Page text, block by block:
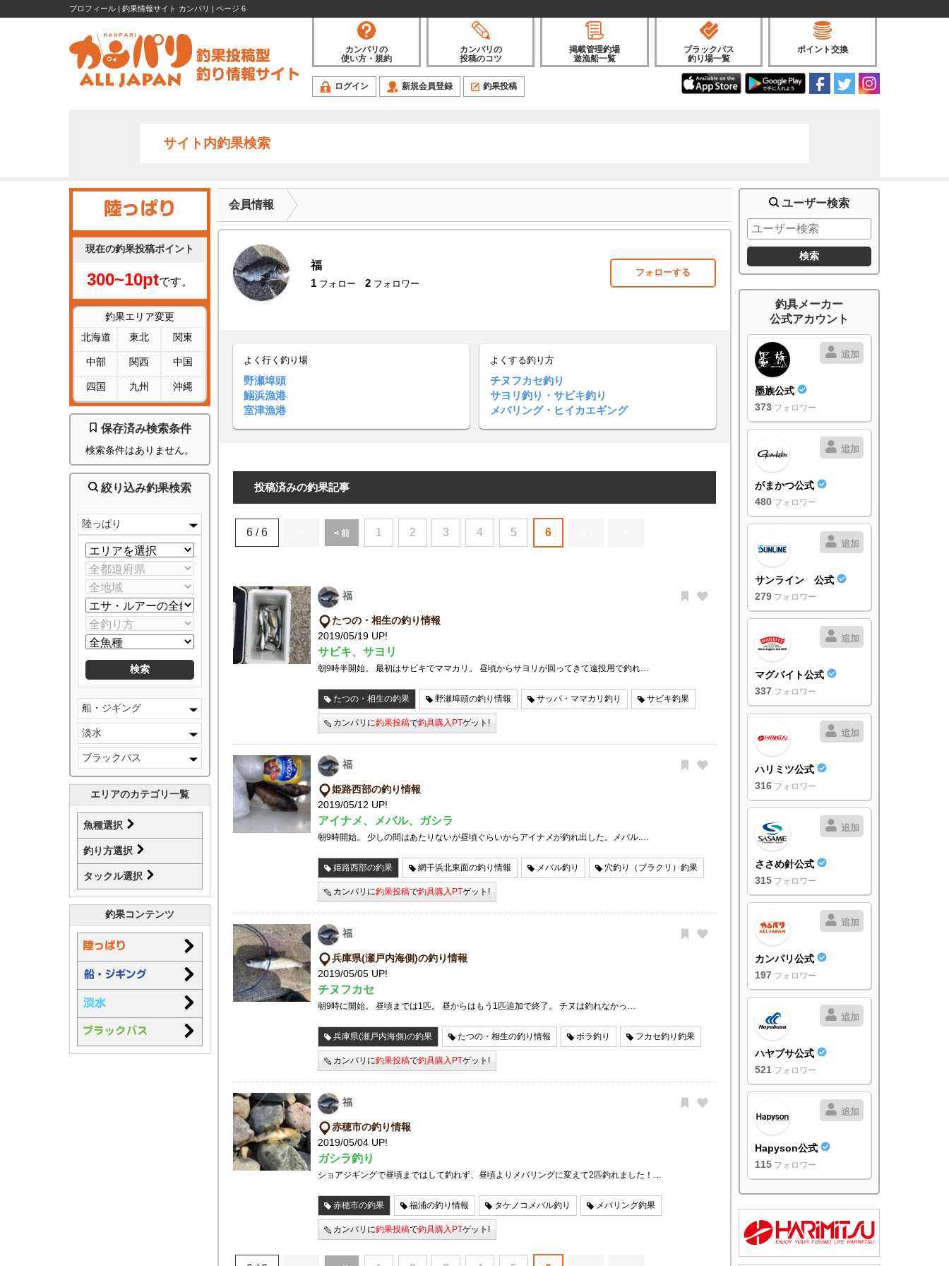
プロフィール | 釣果情報サイト カンパリ | ページ 6
カンパリの
使い方・規約
カンパリの
投稿のコツ
掲載管理釣場
遊漁船一覧
ブラックバス
釣り場一覧
ポイント交換
ログイン 新規会員登録 釣果投稿
サイト内釣果検索
現在の釣果投稿ポイント
300~10ptです。
釣果エリア変更
北海道
東北 関東
中部 関西 中国
四国 九州 沖縄
保存済み検索条件
検索条件はありません。
絞り込み釣果検索
陸っぱり
船・ジギング
淡水
ブラックバス
エリアのカテゴリ一覧
魚種選択
釣り方選択
タックル選択
釣果コンテンツ
会員情報
福
1 フォロー 2 フォロワー
フォローする
よく行く釣り場
野瀬埠頭
鰯浜漁港
室津漁港
よくする釣り方
チヌフカセ釣り
サヨリ釣り・サビキ釣り
メバリング・ヒイカエギング
投稿済みの釣果記事
6 / 6 < 前 1 2 3 4 5 6
福
たつの・相生の釣り情報
2019/05/19 UP!
サビキ、サヨリ
朝9時半開始。 最初はサビキでママカリ。 昼頃からサヨリが回ってきて遠投用で釣れ…
たつの・相生の釣果 野瀬埠頭の釣り情報 サッパ・ママカリ釣り サビキ釣果
カンパリに釣果投稿で釣具購入PTゲット!
福
姫路西部の釣り情報
2019/05/12 UP!
アイナメ、メバル、ガシラ
朝9時開始。 少しの間はあたりないが昼頃ぐらいからアイナメが釣れ出した。メバル.…
姫路西部の釣果 網干浜北東面の釣り情報 メバル釣り 穴釣り（ブラクリ）釣果
カンパリに釣果投稿で釣具購入PTゲット!
福
兵庫県(瀬戸内海側)の釣り情報
2019/05/05 UP!
チヌフカセ
朝9時に開始。 昼頃までは1匹。 昼からはもう1匹追加で終了。 チヌは釣れなかっ…
兵庫県(瀬戸内海側)の釣果 たつの・相生の釣り情報 ボラ釣り フカセ釣り釣果
カンパリに釣果投稿で釣具購入PTゲット!
福
赤穂市の釣り情報
2019/05/04 UP!
ガシラ釣り
ショアジギングで昼頃まではして釣れず、昼頃よりメバリングに変えて2匹釣れました！…
赤穂市の釣果 福浦の釣り情報 タケノコメバル釣り メバリング釣果
カンパリに釣果投稿で釣具購入PTゲット!
ユーザー検索
釣具メーカー
公式アカウント
追加
墨族公式
373 フォロワー
追加
がまかつ公式
480 フォロワー
追加
サンライン 公式
279 フォロワー
追加
マグバイト公式
337 フォロワー
追加
ハリミツ公式
316 フォロワー
追加
ささめ針公式
315 フォロワー
追加
カンパリ公式
197 フォロワー
追加
ハヤブサ公式
521 フォロワー
追加
Hapyson公式
115 フォロワー